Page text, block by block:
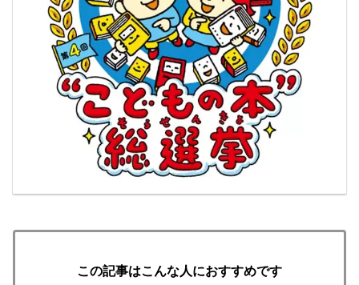
この記事はこんな人におすすめです